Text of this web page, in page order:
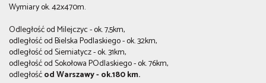
Wymiary ok. 42x470m.
Odległość od Milejczyc - ok. 7,5km,
odległość od Bielska Podlaskiego - ok. 32km,
odległość od Siemiatycz - ok. 31km,
odległość od Sokołowa POdlaskiego - ok. 76km,
odległośćod Warszawy - ok.180 km.